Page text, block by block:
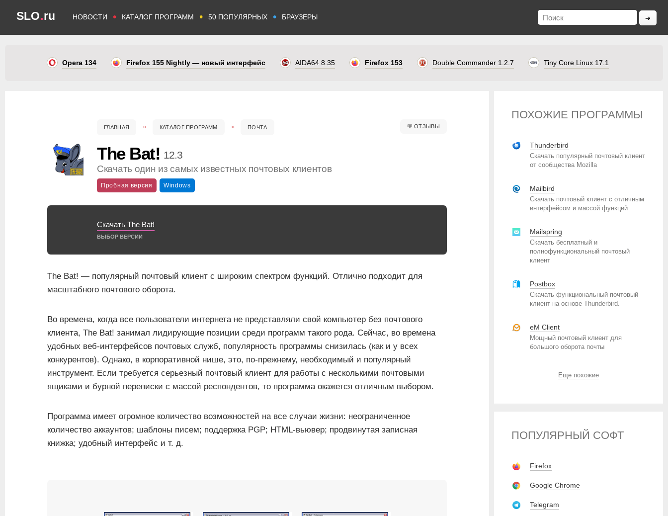
SLO.ru НОВОСТИ • КАТАЛОГ ПРОГРАММ • 50 ПОПУЛЯРНЫХ • БРАУЗЕРЫ
Opera 134 Firefox 155 Nightly — новый интерфейс AIDA64 8.35 Firefox 153 Double Commander 1.2.7 Tiny Core Linux 17.1
💬ОТЗЫВЫ
ГЛАВНАЯ КАТАЛОГ ПРОГРАММ ПОЧТА
The Bat! 12.3
Скачать один из самых известных почтовых клиентов
Пробная версия Windows
Скачать The Bat!
ВЫБОР ВЕРСИИ
The Bat! — популярный почтовый клиент с широким спектром функций. Отлично подходит для
масштабного почтового оборота.
Во времена, когда все пользователи интернета не представляли свой компьютер без почтового
клиента, The Bat! занимал лидирующие позиции среди программ такого рода. Сейчас, во времена
удобных веб-интерфейсов почтовых служб, популярность программы снизилась (как и у всех
конкурентов). Однако, в корпоративной нише, это, по-прежнему, необходимый и популярный
инструмент. Если требуется серьезный почтовый клиент для работы с несколькими почтовыми
ящиками и бурной переписки с массой респондентов, то программа окажется отличным выбором.
Программа имеет огромное количество возможностей на все случаи жизни: неограниченное
количество аккаунтов; шаблоны писем; поддержка PGP; HTML-вьювер; продвинутая записная
книжка; удобный интерфейс и т. д.
ПОХОЖИЕ ПРОГРАММЫ
Thunderbird
Скачать популярный почтовый клиент
от сообщества Mozilla
Mailbird
Скачать почтовый клиент с отличным
интерфейсом и массой функций
Mailspring
Скачать бесплатный и
полнофункциональный почтовый
клиент
Postbox
Скачать функциональный почтовый
клиент на основе Thunderbird.
eM Client
Мощный почтовый клиент для
большого оборота почты
Еще похожие
ПОПУЛЯРНЫЙ СОФТ
Firefox
Google Chrome
Telegram